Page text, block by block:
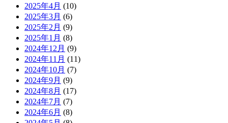
2025年4月 (10)
2025年3月 (6)
2025年2月 (9)
2025年1月 (8)
2024年12月 (9)
2024年11月 (11)
2024年10月 (7)
2024年9月 (9)
2024年8月 (17)
2024年7月 (7)
2024年6月 (8)